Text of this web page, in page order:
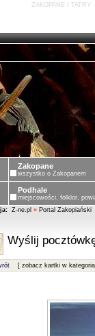
ZAKOPANE I TATRY
ZAKOPIASKI -
Zakopane
wszystko o Zakopanem
Podhale
miejscowości, folklor,
Z-ne.pl » Portal Zakopiański
Wyślij
[ zobacz kartki w